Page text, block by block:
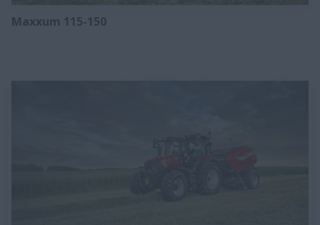
Maxxum 115-150